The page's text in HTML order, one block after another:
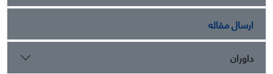
ارسال مقاله
داوران